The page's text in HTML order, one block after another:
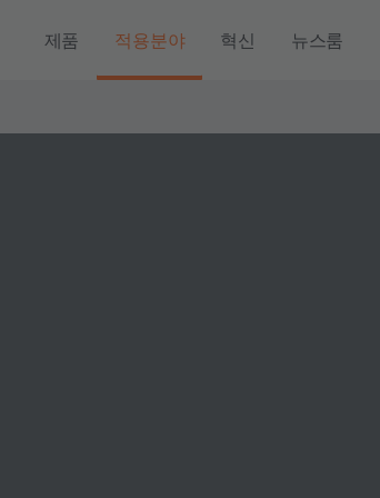
제품 적용분야 혁신 뉴스룸